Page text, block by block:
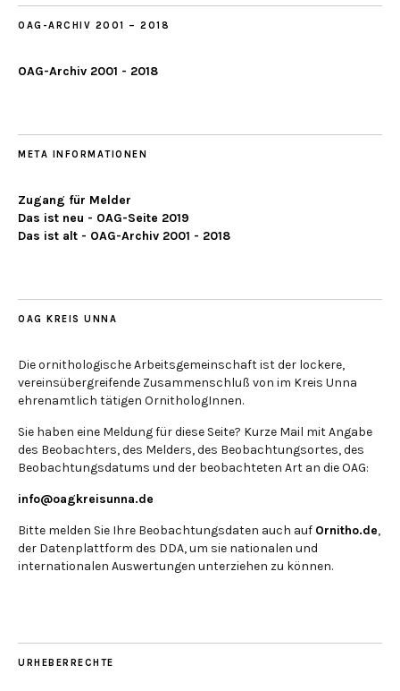
OAG-ARCHIV 2001 – 2018
OAG-Archiv 2001 - 2018
META INFORMATIONEN
Zugang für Melder
Das ist neu - OAG-Seite 2019
Das ist alt - OAG-Archiv 2001 - 2018
OAG KREIS UNNA
Die ornithologische Arbeitsgemeinschaft ist der lockere,
vereinsübergreifende Zusammenschluß von im Kreis Unna
ehrenamtlich tätigen OrnithologInnen.
Sie haben eine Meldung für diese Seite? Kurze Mail mit Angabe
des Beobachters, des Melders, des Beobachtungsortes, des
Beobachtungsdatums und der beobachteten Art an die OAG:
info@oagkreisunna.de
Bitte melden Sie Ihre Beobachtungsdaten auch auf Ornitho.de,
der Datenplattform des DDA, um sie nationalen und
internationalen Auswertungen unterziehen zu können.
URHEBERRECHTE